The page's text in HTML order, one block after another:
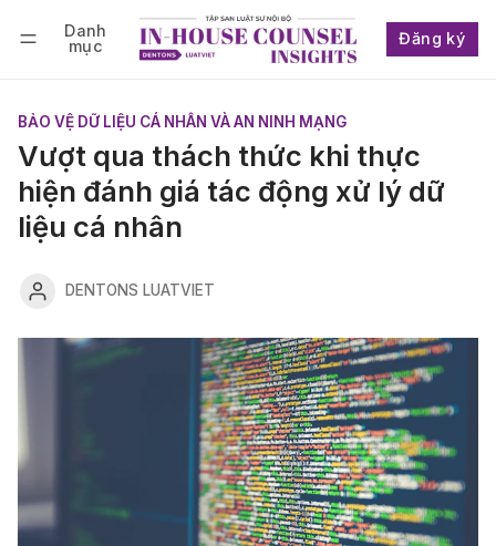
Danh
mục
Đăng ký
Đăng ký Follow
BẢO VỆ DỮ LIỆU CÁ NHÂN VÀ AN NINH MẠNG
Vượt qua thách thức khi thực
hiện đánh giá tác động xử lý dữ
liệu cá nhân
DENTONS LUATVIET